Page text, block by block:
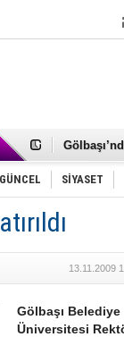
Cemal
Samet
FAİZ
Mikail
Gölbaşı
SİYASET
13.11.2009
Gölbaşı Belediye
Üniversitesi